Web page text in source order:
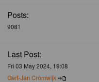
Posts:
9081
Last Post:
Fri 03 May 2024, 19:08
Gert-Jan Cromwijk